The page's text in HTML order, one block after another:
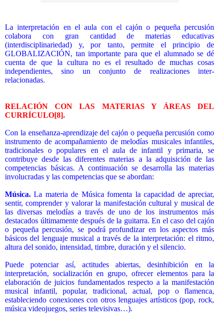
La interpretación en el aula con el cajón o pequeña percusión
colabora con gran cantidad de materias educativas
(interdisciplinariedad) y, por tanto, permite el principio de
GLOBALIZACIÓN, tan importante para que el alumnado se dé
cuenta de que la cultura no es el resultado de muchas cosas
independientes, sino un conjunto de realizaciones inter-
relacionadas.
RELACIÓN CON LAS MATERIAS Y ÁREAS DEL
CURRÍCULO[8].
Con la enseñanza-aprendizaje del cajón o pequeña percusión como
instrumento de acompañamiento de melodías musicales infantiles,
tradicionales o populares en el aula de infantil y primaria, se
contribuye desde las diferentes materias a la adquisición de las
competencias básicas. A continuación se desarrolla las materias
involucradas y las competencias que se abordan:
Música. La materia de Música fomenta la capacidad de apreciar,
sentir, comprender y valorar la manifestación cultural y musical de
las diversas melodías a través de uno de los instrumentos más
destacados últimamente después de la guitarra. En el caso del cajón
o pequeña percusión, se podrá profundizar en los aspectos más
básicos del lenguaje musical a través de la interpretación: el ritmo,
altura del sonido, intensidad, timbre, duración y el silencio.
Puede potenciar así, actitudes abiertas, desinhibición en la
interpretación, socialización en grupo, ofrecer elementos para la
elaboración de juicios fundamentados respecto a la manifestación
musical infantil, popular, tradicional, actual, pop o flamenca,
estableciendo conexiones con otros lenguajes artísticos (pop, rock,
música videojuegos, series televisivas…).